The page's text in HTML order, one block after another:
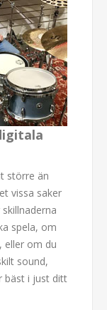
större än
vissa saker
spela, om
eller om du
sound,
bäst i just ditt